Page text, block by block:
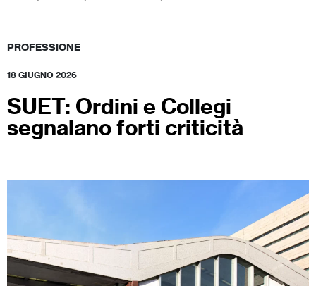
PROFESSIONE
18 GIUGNO 2026
SUET: Ordini e Collegi
segnalano forti criticità